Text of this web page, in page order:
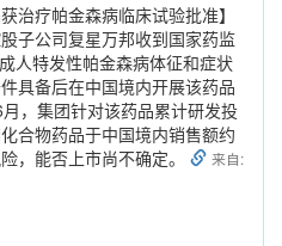
治疗帕金森病临床试验批准】
子公司复星万邦收到国家药监
人特发性帕金森病体征和症状
具备后在中国境内开展该药品
，集团针对该药品累计研发投
合物药品于中国境内销售额约
，能否上市尚不确定。
来自: